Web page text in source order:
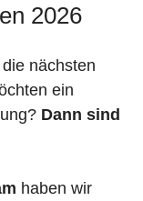
2026
die nächsten
ein
Dann sind
haben wir